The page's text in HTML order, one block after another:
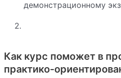
демонстрационному
Как курс поможет в
практико-